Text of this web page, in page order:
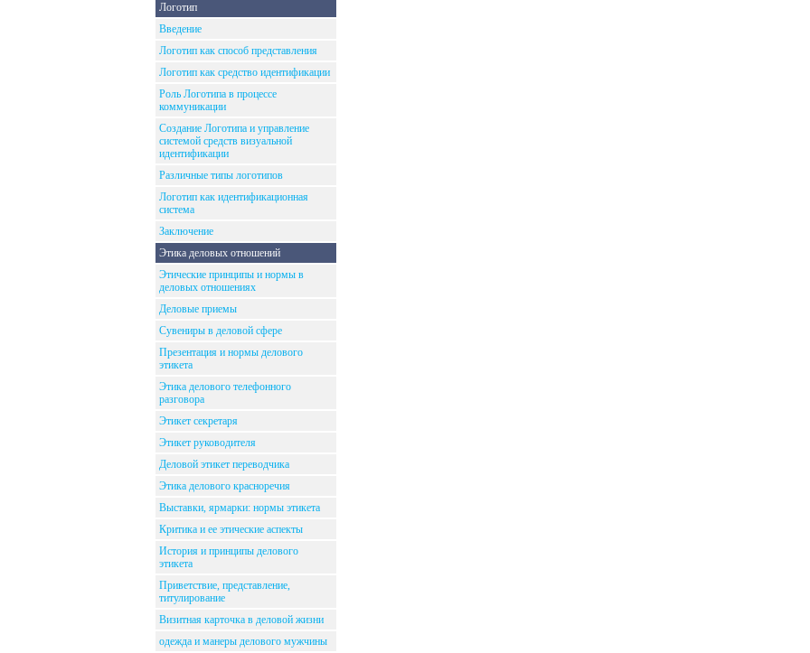
Логотип
Введение
Логотип как способ представления
Логотип как средство идентификации
Роль Логотипа в процессе
коммуникации
Создание Логотипа и управление
системой средств визуальной
идентификации
Различные типы логотипов
Логотип как идентификационная
система
Заключение
Этика деловых отношений
Этические принципы и нормы в
деловых отношениях
Деловые приемы
Сувениры в деловой сфере
Презентация и нормы делового
этикета
Этика делового телефонного
разговора
Этикет секретаря
Этикет руководителя
Деловой этикет переводчика
Этика делового красноречия
Выставки, ярмарки: нормы этикета
Критика и ее этические аспекты
История и принципы делового
этикета
Приветствие, представление,
титулирование
Визитная карточка в деловой жизни
одежда и манеры делового мужчины